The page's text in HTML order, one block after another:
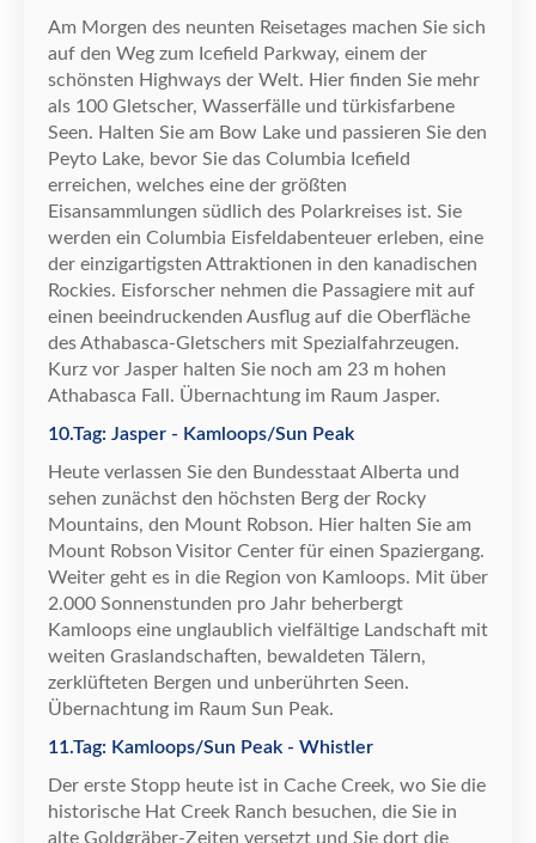
Am Morgen des neunten Reisetages machen Sie sich
auf den Weg zum Icefield Parkway, einem der
schönsten Highways der Welt. Hier finden Sie mehr
als 100 Gletscher, Wasserfä lle und türkisfarbene
Seen. Halten Sie am Bow Lake und passieren Sie den
Peyto Lake, bevor Sie das Columbia Icefield
erreichen, welches eine der größten
Eisansammlungen südlich des Polarkreises ist. Sie
werden ein Columbia Eisfeldabenteuer erleben, eine
der einzigartigsten Attraktionen in den kanadischen
Rockies. Eisforscher nehmen die Passagiere mit auf
einen beeindruckenden Ausflug auf die Oberfläche
des Athabasca-Gletschers mit Spezialfahrzeugen.
Kurz vor Jasper halten Sie noch am 23 m hohen
Athabasca Fall. Übernachtung im Raum Jasper.
10.Tag: Jasper - Kamloops/Sun Peak
Heute verlassen Sie den Bundesstaat Alberta und
sehen zunächst den höchsten Berg der Rocky
Mountains, den Mount Robson. Hier halten Sie am
Mount Robson Visitor Center für einen Spaziergang.
Weiter geht es in die Region von Kamloops. Mit über
2.000 Sonnenstunden pro Jahr beherbergt
Kamloops eine unglaublich vielfä ltige Landschaft mit
weiten Graslandschaften, bewaldeten Tä lern,
zerkl üfteten Bergen und unberührten Seen.
Übernachtung im Raum Sun Peak.
11.Tag: Kamloops/Sun Peak - Whistler
Der erste Stopp heute ist in Cache Creek, wo Sie die
historische Hat Creek Ranch besuchen, die Sie in
alte Goldgräber-Zeiten versetzt und Sie dort die